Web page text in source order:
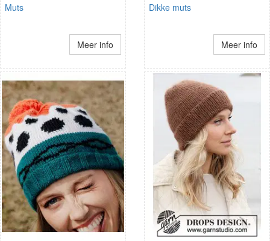
Muts
Meer info
Dikke muts
Meer info